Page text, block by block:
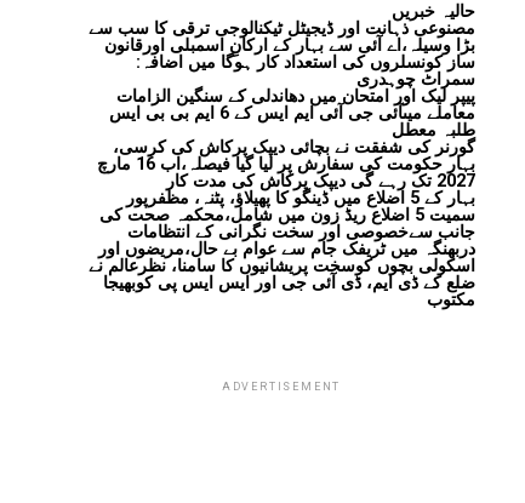
حالیہ خبریں
مصنوعی ذہانت اور ڈیجیٹل ٹیکنالوجی ترقی کا سب سے
بڑا وسیلہ،اے آئی سے بہار کے ارکانِ اسمبلی اورقانون
ساز کونسلروں کی استعداد کار ہوگا میں اضافہ:
سمراٹ چوہدری
پیپر لیک اور امتحان میں دھاندلی کے سنگین الزامات
معاملے میںآئی جی آئی ایم ایس کے 6 ایم بی بی ایس
طلبہ معطل
گورنر کی شفقت نے بچائی دیپک پرکاش کی کرسی،
بہار حکومت کی سفارش پر لیا گیا فیصلہ،اب 16 مارچ
2027 تک رہے گی دیپک پرکاش کی مدت کار
بہار کے 5 اضلاع میں ڈینگو کا پھیلاؤ، پٹنہ، مظفرپور
سمیت 5 اضلاع ریڈ زون میں شامل،محکمہ صحت کی
جانب سےخصوصی اور سخت نگرانی کے انتظامات
دربھنگہ میں ٹریفک جام سے عوام بے حال،مریضوں اور
اسکولی بچوں کوسخت پریشانیوں کا سامنا، نظرعالم نے
ضلع کے ڈی ایم، ڈی آئی جی اور ایس ایس پی کوبھیجا
مکتوب
ADVERTISEMENT